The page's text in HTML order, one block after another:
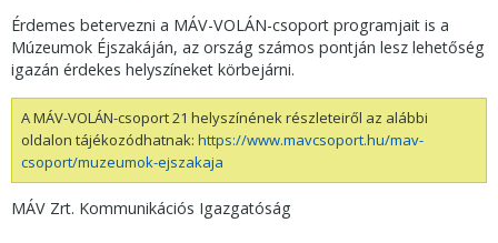
Érdemes betervezni a MÁV-VOLÁN-csoport programjait is a
Múzeumok Éjszakáján, az ország számos pontján lesz lehetőség
igazán érdekes helyszíneket körbejárni.
A MÁV-VOLÁN-csoport 21 helyszínének részleteiről az alábbi
oldalon tájékozódhatnak: https://www.mavcsoport.hu/mav-
csoport/muzeumok-ejszakaja
MÁV Zrt. Kommunikációs Igazgatóság